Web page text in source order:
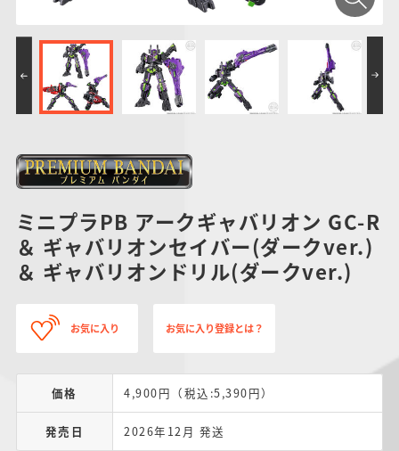
PROJECT R.E.D.・
スーパー戦隊シリー
ズ
ポケットモンスター
サンリオキャラクタ
つりグミ SMPシリーズ キャラデコ
ミニプラPB アークギャバリオン GC-R
＆ ギャバリオンセイバー(ダークver.)
＆ ギャバリオンドリル(ダークver.)
お気に入り お気に入り登録とは？
価格 4,900円（税込:5,390円）
発売日 2026年12月 発送